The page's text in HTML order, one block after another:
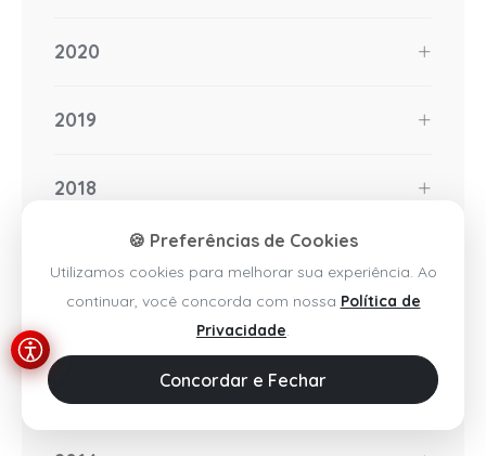
2020
2019
2018
2015
🍪 Preferências de Cookies
Utilizamos cookies para melhorar sua experiência. Ao
continuar, você concorda com nossa Política de
Privacidade.
Concordar e Fechar